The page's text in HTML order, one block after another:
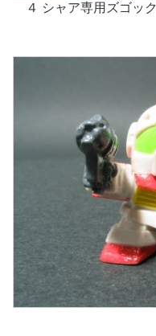
４ シャア専用ズゴック